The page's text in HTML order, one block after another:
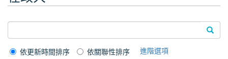
依更新時間排序 依關聯性排序 進階選項